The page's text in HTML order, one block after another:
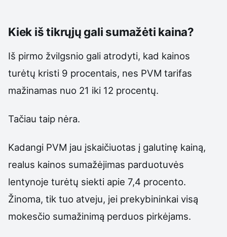
Kiek iš tikrųjų gali sumažėti kaina?
Iš pirmo žvilgsnio gali atrodyti, kad kainos
turėtų kristi 9 procentais, nes PVM tarifas
mažinamas nuo 21 iki 12 procentų.
Tačiau taip nėra.
Kadangi PVM jau įskaičiuotas į galutinę kainą,
realus kainos sumažėjimas parduotuvės
lentynoje turėtų siekti apie 7,4 procento.
Žinoma, tik tuo atveju, jei prekybininkai visą
mokesčio sumažinimą perduos pirkėjams.